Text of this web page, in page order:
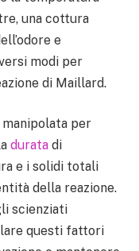
una cottura
e
modi per
di Maillard.
manipolata per
durata di
e i solidi totali
della reazione.
scienziati
questi fattori